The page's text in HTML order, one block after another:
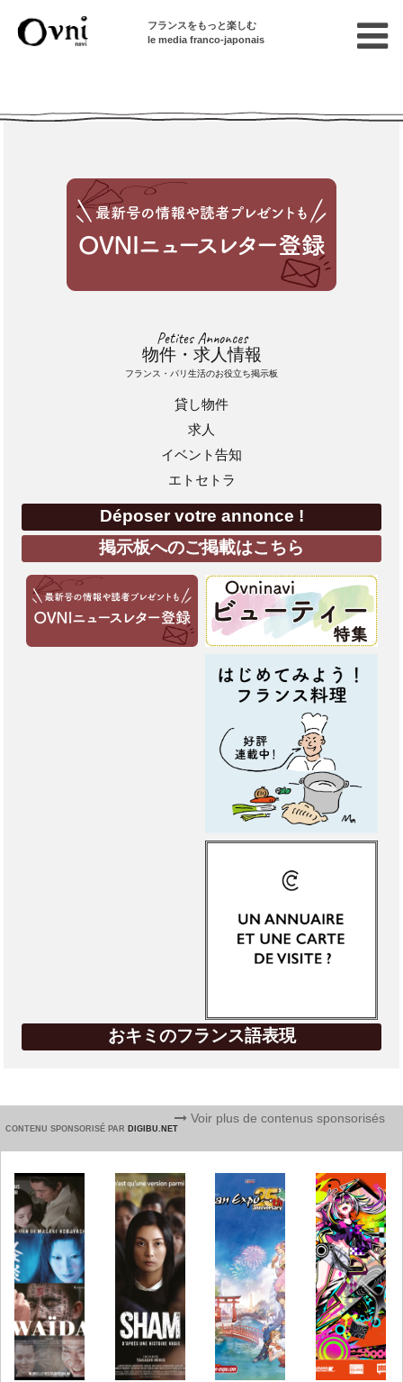
フランスをもっと楽しむ
le media franco-japonais
Petites Annonces
物件・求人情報
フランス・パリ生活のお役立ち掲示板
貸し物件
求人
イベント告知
エトセトラ
Déposer votre annonce !
掲示板へのご掲載はこちら
おキミのフランス語表現
CONTENU SPONSORISÉ PAR DIGIBU.NET
Voir plus de contenus sponsorisés